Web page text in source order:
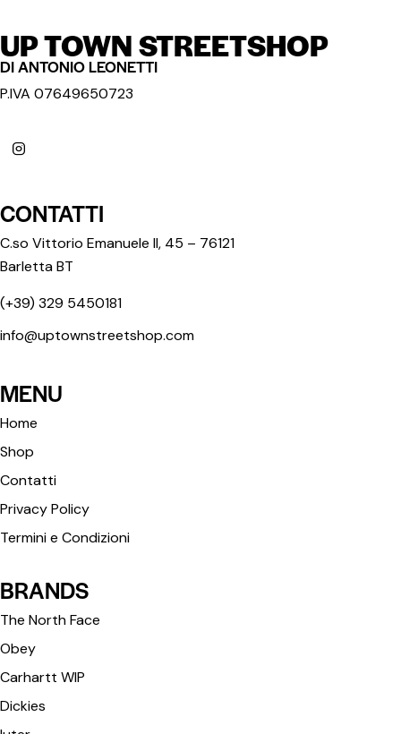
UP TOWN STREETSHOP
DI ANTONIO LEONETTI
P.IVA 07649650723
CONTATTI
C.so Vittorio Emanuele II, 45 – 76121
Barletta BT
(+39) 329 5450181
info@uptownstreetshop.com
MENU
Home
Shop
Contatti
Privacy Policy
Termini e Condizioni
BRANDS
The North Face
Obey
Carhartt WIP
Dickies